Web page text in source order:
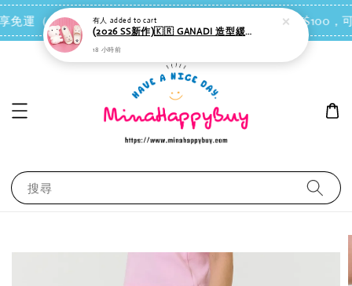
運（台灣離島地區除外） 會員每消費NT$100，
搜尋